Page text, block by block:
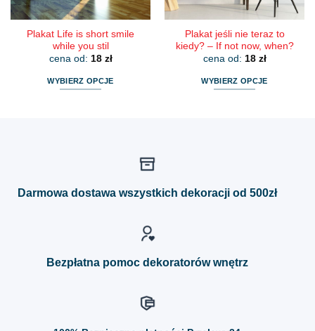
produktu
produktu
Plakat Life is short smile
while you stil
cena od: 18 zł
WYBIERZ OPCJE
Plakat jeśli nie teraz to
kiedy? – If not now, when?
cena od: 18 zł
WYBIERZ OPCJE
można
Darmowa dostawa wszystkich dekoracji od 500zł
Bezpłatna pomoc dekoratorów wnętrz